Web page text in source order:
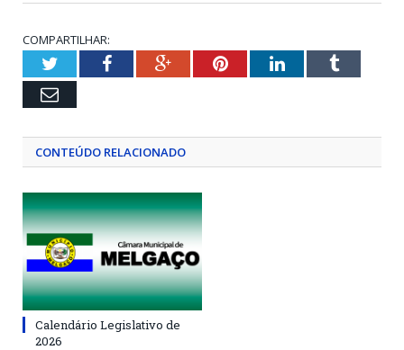
COMPARTILHAR:
TwitterFacebookGoogle+PinterestLinkedInTumblr
Email
CONTEÚDO RELACIONADO
Calendário Legislativo de
2026